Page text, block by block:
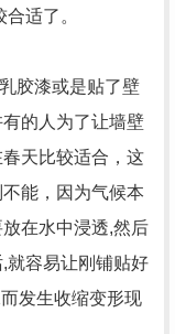
适了。
胶漆或是贴了壁
的人为了让墙壁
天比较适合，这
能，因为气候本
在水中浸透,然后
就容易让刚铺贴好
发生收缩变形现